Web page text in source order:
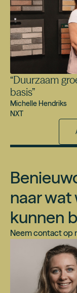
“Duurzaam
basis”
Michelle Hendriks
NXT
naar wat
kunnen
Neem contact op